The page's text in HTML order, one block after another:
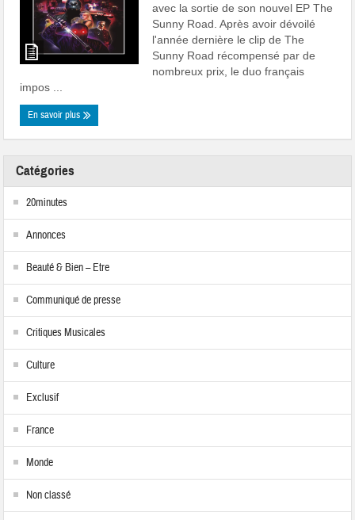
avec la sortie de son nouvel EP The
Sunny Road. Après avoir dévoilé
l'année dernière le clip de The
Sunny Road récompensé par de
nombreux prix, le duo français
impos ...
En savoir plus
Catégories
20minutes
Annonces
Beauté & Bien – Etre
Communiqué de presse
Critiques Musicales
Culture
Exclusif
France
Monde
Non classé